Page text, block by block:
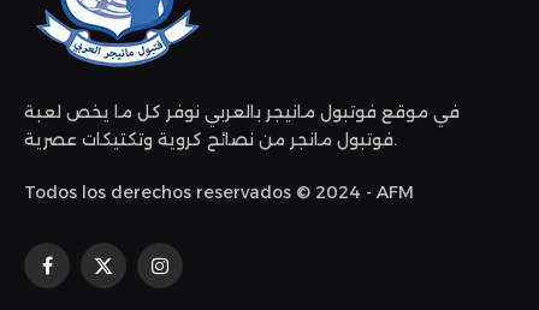
في موقع فوتبول مانيجر بالعربي نوفر كل ما يخص لعبة
فوتبول مانجر من نصائح كروية وتكتيكات عصرية.
Todos los derechos reservados © 2024 - AFM
Facebook
X
Instagram